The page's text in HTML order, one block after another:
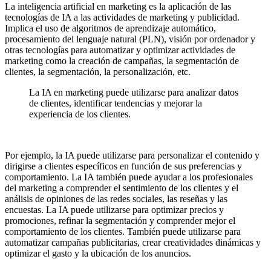
La inteligencia artificial en marketing es la aplicación de las
tecnologías de IA a las actividades de marketing y publicidad.
Implica el uso de algoritmos de aprendizaje automático,
procesamiento del lenguaje natural (PLN), visión por ordenador y
otras tecnologías para automatizar y optimizar actividades de
marketing como la creación de campañas, la segmentación de
clientes, la segmentación, la personalización, etc.
La IA en marketing puede utilizarse para analizar datos
de clientes, identificar tendencias y mejorar la
experiencia de los clientes.
Por ejemplo, la IA puede utilizarse para personalizar el contenido y
dirigirse a clientes específicos en función de sus preferencias y
comportamiento. La IA también puede ayudar a los profesionales
del marketing a comprender el sentimiento de los clientes y el
análisis de opiniones de las redes sociales, las reseñas y las
encuestas. La IA puede utilizarse para optimizar precios y
promociones, refinar la segmentación y comprender mejor el
comportamiento de los clientes. También puede utilizarse para
automatizar campañas publicitarias, crear creatividades dinámicas y
optimizar el gasto y la ubicación de los anuncios.